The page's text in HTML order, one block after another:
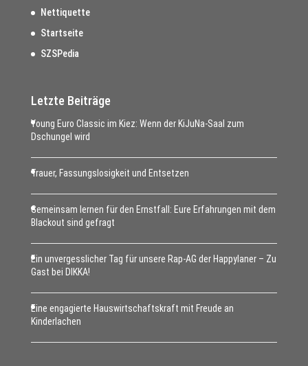
Nettiquette
Startseite
SZSPedia
Letzte Beiträge
Young Euro Classic im Kiez: Wenn der KiJuNa-Saal zum
Dschungel wird
Trauer, Fassungslosigkeit und Entsetzen
Gemeinsam lernen für den Ernstfall: Eure Erfahrungen mit dem
Blackout sind gefragt
Ein unvergesslicher Tag für unsere Rap-AG der Happylaner – Zu
Gast bei DIKKA!
Eine engagierte Hauswirtschaftskraft mit Freude an
Kinderlachen